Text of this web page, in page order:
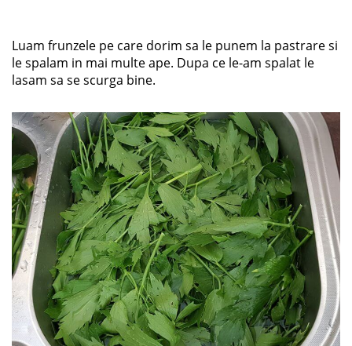
Luam frunzele pe care dorim sa le punem la pastrare si
le spalam in mai multe ape. Dupa ce le-am spalat le
lasam sa se scurga bine.